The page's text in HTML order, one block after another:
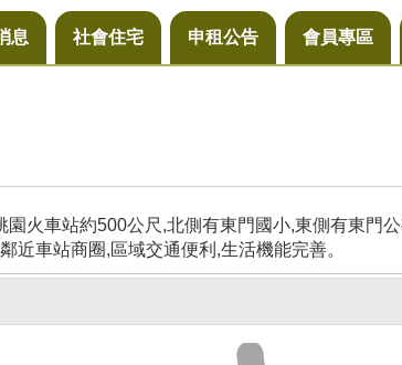
息 社會住宅 申租公告 會員專區
火車站約500公尺,北側有東門國小,東側有東門
近車站商圈,區域交通便利,生活機能完善。